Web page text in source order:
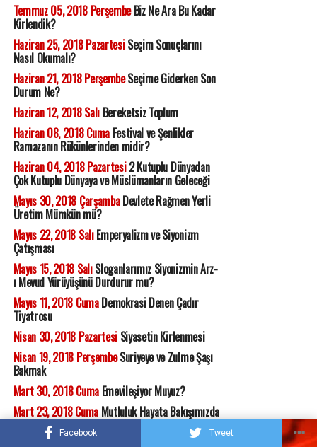
Facebook Tweet
Temmuz 05, 2018 PerşembeBiz Ne Ara Bu Kadar
Kirlendik?
Haziran 25, 2018 PazartesiSeçim Sonuçlarını
Nasıl Okumalı?
Haziran 21, 2018 PerşembeSeçime Giderken Son
Durum Ne?
Haziran 12, 2018 SalıBereketsiz Toplum
Haziran 08, 2018 CumaFestival ve Şenlikler
Ramazanın Rükünlerinden midir?
Haziran 04, 2018 Pazartesi2 Kutuplu Dünyadan
Çok Kutuplu Dünyaya ve Müslümanların Geleceği
Mayıs 30, 2018 ÇarşambaDevlete Rağmen Yerli
Üretim Mümkün mü?
Mayıs 22, 2018 SalıEmperyalizm ve Siyonizm
Çatışması
Mayıs 15, 2018 SalıSloganlarımız Siyonizmin Arz-
ı Mevud Yürüyüşünü Durdurur mu?
Mayıs 11, 2018 CumaDemokrasi Denen Çadır
Tiyatrosu
Nisan 30, 2018 PazartesiSiyasetin Kirlenmesi
Nisan 19, 2018 PerşembeSuriyeye ve Zulme Şaşı
Bakmak
Mart 30, 2018 CumaEmevileşiyor Muyuz?
Mart 23, 2018 CumaMutluluk Hayata Bakışımızda
Mart 15, 2018 Perşembe
İmamlar Böyle Yaparsa